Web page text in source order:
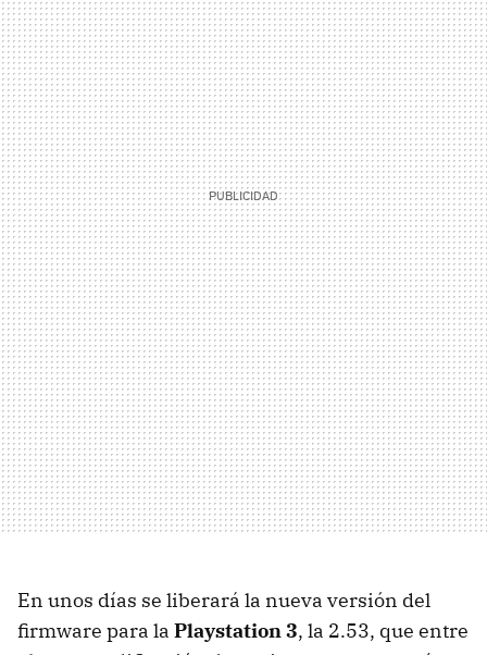
En unos días se liberará la nueva versión del
firmware para la Playstation 3, la 2.53, que entre